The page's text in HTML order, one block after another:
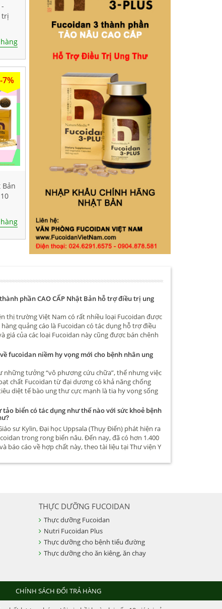
trị
-7%
Bản
phần CAO CẤP Nhật Bản hỗ trợ điều trị ung
thị trường Việt Nam có rất nhiều loại Fucoidan được
hàng quảng cáo là Fucoidan có tác dụng hỗ trợ điều
giá của các loại Fucoidan này cũng được bán chênh
Vậy điểm khác biệt giữa các loại Fucoidan này là gì
Fucoidan là có tác dụng hỗ trợ điều trị ung thư, tiêu
thư hay không mời các bạn đọc bài viết sau nhé
fucoidan niềm hy vọng mới cho bệnh nhân ung
những tưởng “vô phương cứu chữa”, thế nhưng việc
chất Fucoidan từ đại dương có khả năng chống
diệt tế bào ung thư cực mạnh là tia hy vọng sống
thế nào, mời bạn đọc cùng tìm hiểu qua bài viết sau
tảo biển có tác dụng như thế nào với sức khoẻ bệnh
sư Kylin, Đại học Uppsala (Thụy Điển) phát hiện ra
trong rong biển nâu. Đến nay, đã có hơn 1.400
báo cáo về hợp chất này, theo tài liệu tại Thư viện Y
THỰC DƯỠNG FUCOIDAN
Thực dưỡng Fucoidan
Nutri Fucoidan Plus
Thực dưỡng cho bệnh tiểu đường
Thực dưỡng cho ăn kiêng, ăn chay
CHÍNH SÁCH ĐỔI TRẢ HÀNG